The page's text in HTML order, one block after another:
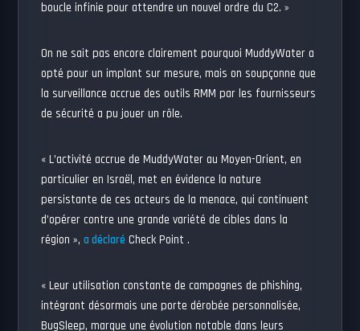
boucle infinie pour attendre un nouvel ordre du C2. »
On ne sait pas encore clairement pourquoi MuddyWater a
opté pour un implant sur mesure, mais on soupçonne que
la surveillance accrue des outils RMM par les fournisseurs
de sécurité a pu jouer un rôle.
« L’activité accrue de MuddyWater au Moyen-Orient, en
particulier en Israël, met en évidence la nature
persistante de ces acteurs de la menace, qui continuent
d’opérer contre une grande variété de cibles dans la
région »,a déclaré Check Point .
« Leur utilisation constante de campagnes de phishing,
intégrant désormais une porte dérobée personnalisée,
BugSleep, marque une évolution notable dans leurs